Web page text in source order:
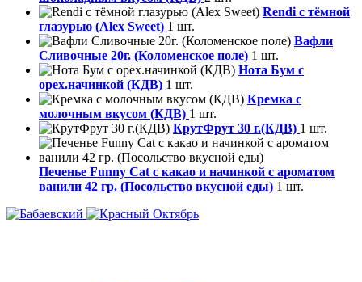
Rendi с тёмной
глазурью (Alex Sweet) 1 шт.
Вафли
Сливочные 20г. (Коломенское поле) 1 шт.
Нота Бум с
орех.начинкой (КДВ) 1 шт.
Кремка с
молочным вкусом (КДВ) 1 шт.
КрутФрут 30 г.(КДВ) 1 шт.
Печенье Funny Сat с какао и начинкой с ароматом
ванили 42 гр. (Посольство вкусной еды) 1 шт.